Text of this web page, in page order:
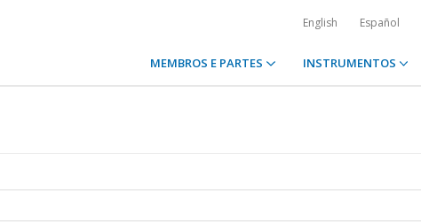
English Español
MEMBROS E PARTES INSTRUMENTOS